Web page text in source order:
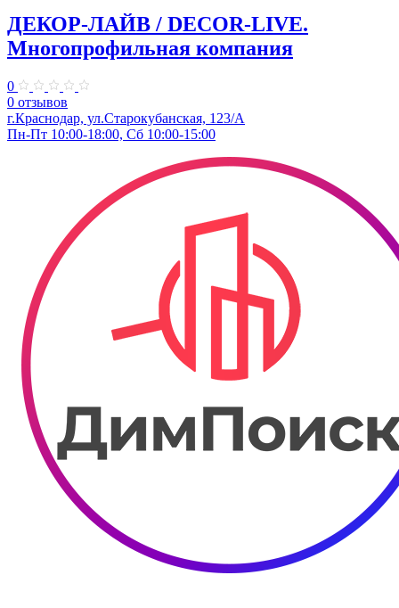
ДЕКОР-ЛАЙВ / DECOR-LIVE.
Многопрофильная компания
0
0 отзывов
г.Краснодар, ул.Старокубанская, 123/А
Пн-Пт 10:00-18:00, Сб 10:00-15:00